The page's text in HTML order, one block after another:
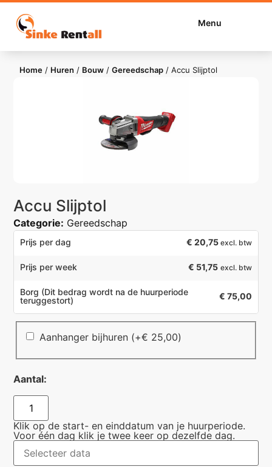
Menu
Home / Huren / Bouw /Gereedschap /Accu Slijptol
Accu Slijptol
Categorie: Gereedschap
Prijs per dag € 20,75 excl. btw
Prijs per week € 51,75 excl. btw
Borg (Dit bedrag wordt na de huurperiode
teruggestort)
€ 75,00
Aanhanger bijhuren (+€ 25,00)
Aantal:
Klik op de start- en einddatum van je huurperiode.
Voor één dag klik je twee keer op dezelfde dag.